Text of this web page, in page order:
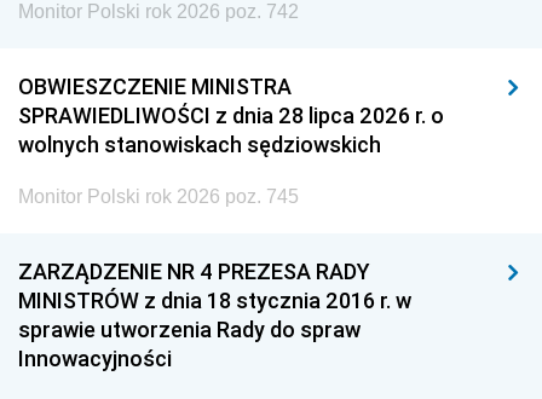
Monitor Polski rok 2026 poz. 742
OBWIESZCZENIE MINISTRA
SPRAWIEDLIWOŚCI z dnia 28 lipca 2026 r. o
wolnych stanowiskach sędziowskich
Monitor Polski rok 2026 poz. 745
ZARZĄDZENIE NR 4 PREZESA RADY
MINISTRÓW z dnia 18 stycznia 2016 r. w
sprawie utworzenia Rady do spraw
Innowacyjności